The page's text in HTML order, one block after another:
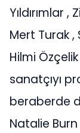
Yıldırımlar ,
Mert Turak ,
Hilmi
sanatçıyı
beraberde
Natalie